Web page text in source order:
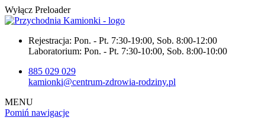
Wyłącz Preloader
Rejestracja: Pon. - Pt. 7:30-19:00, Sob. 8:00-12:00
Laboratorium: Pon. - Pt. 7:30-10:00, Sob. 8:00-10:00
885 029 029
kamionki@centrum-zdrowia-rodziny.pl
MENU
Pomiń nawigacje